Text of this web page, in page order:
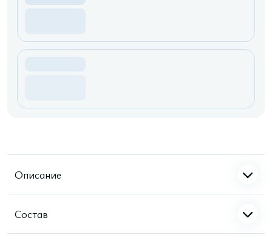
Описание
Состав